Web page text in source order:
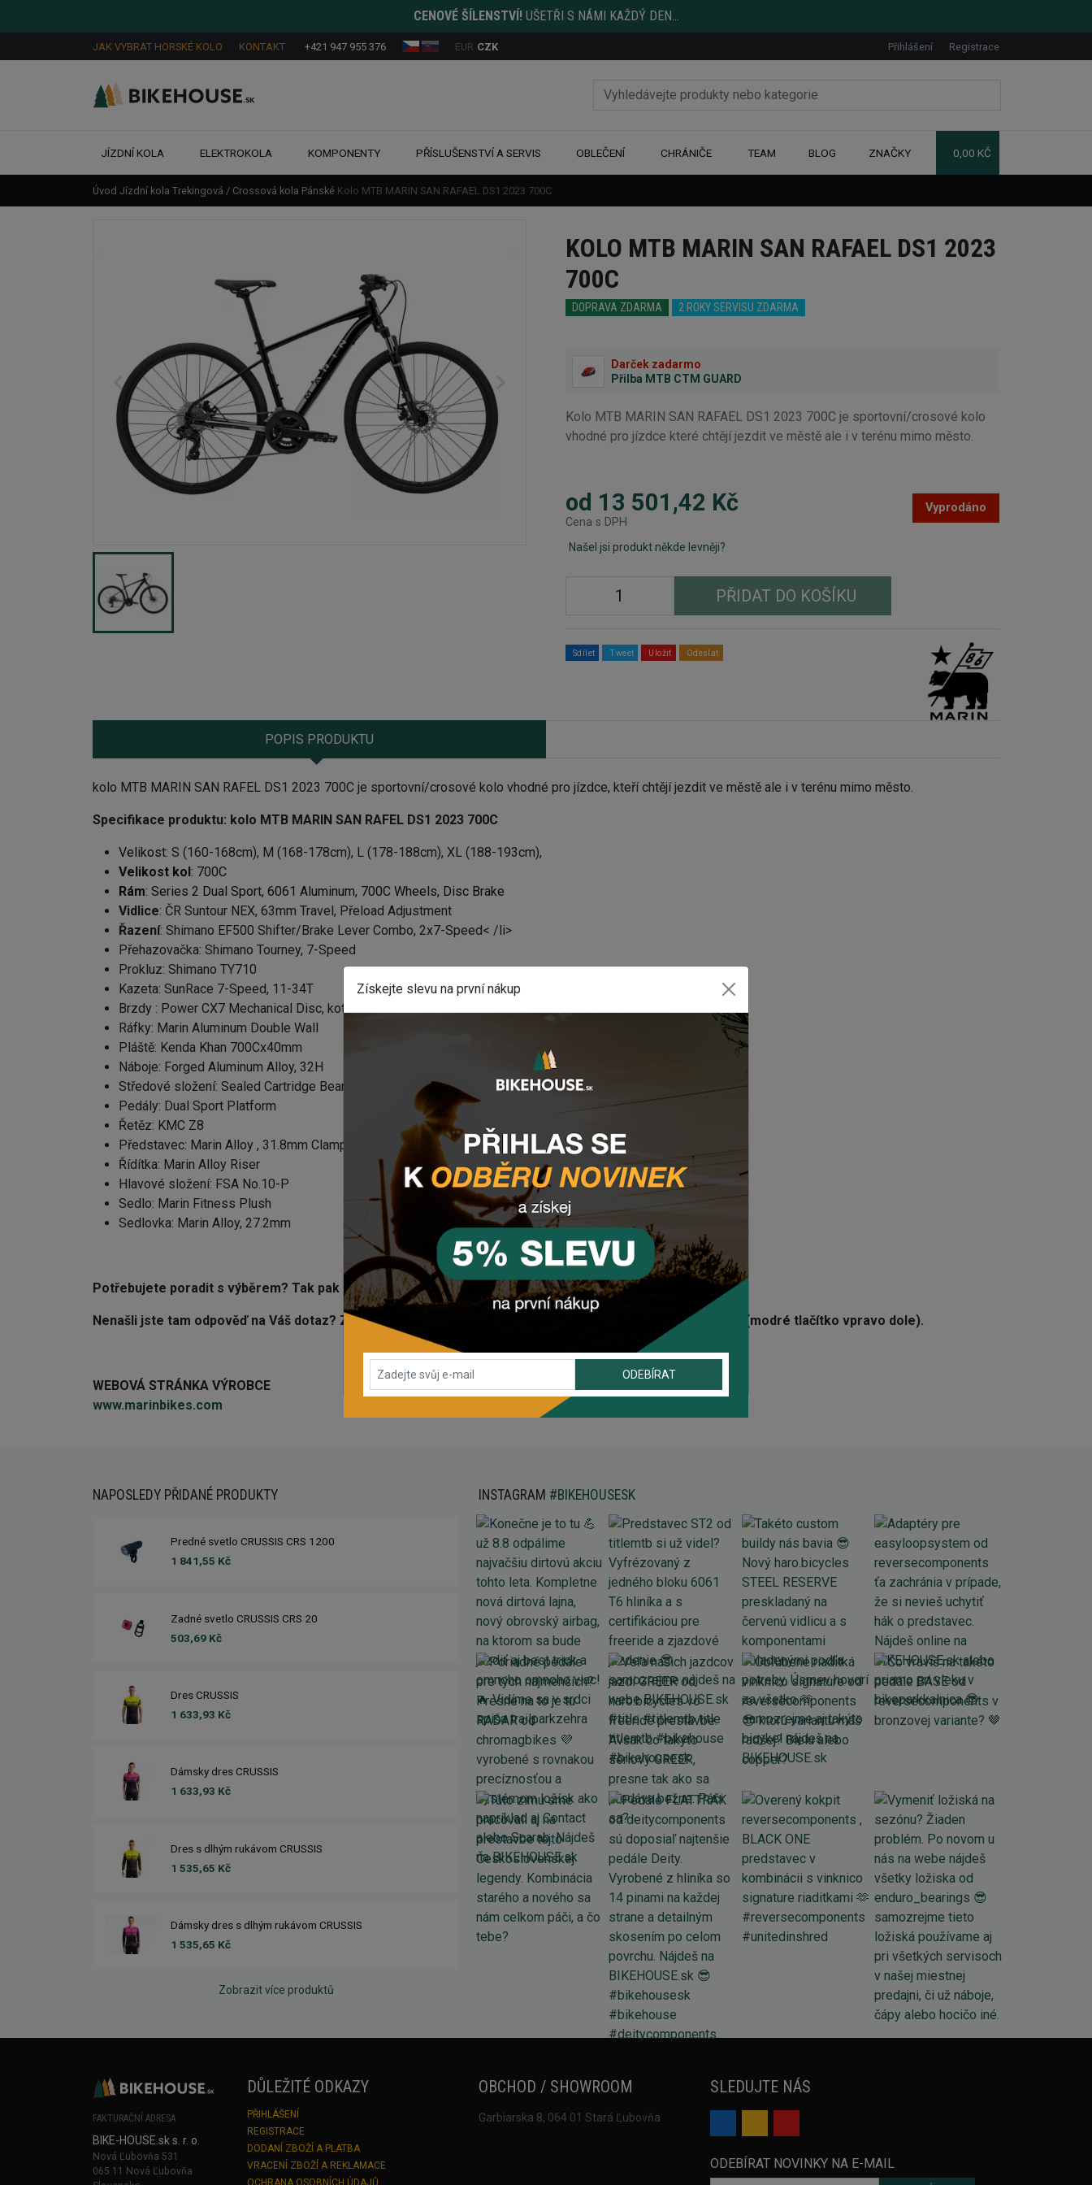
CENOVÉ ŠÍLENSTVÍ! UŠETŘI S NÁMI KAŽDÝ DEN...
JAK VYBRAT HORSKÉ KOLO KONTAKT +421 947 955 376 EUR CZK Přihlášení Registrace
JÍZDNÍ KOLA ELEKTROKOLA KOMPONENTY PŘÍSLUŠENSTVÍ A SERVIS OBLEČENÍ CHRÁNIČE TEAM BLOG ZNAČKY 0,00 KČ
Úvod Jízdní kola Trekingová / Crossová kola Pánské Kolo MTB MARIN SAN RAFAEL DS1 2023 700C
KOLO MTB MARIN SAN RAFAEL DS1 2023
700C
DOPRAVA ZDARMA 2 ROKY SERVISU ZDARMA
Darček zadarmo
Přilba MTB CTM GUARD
Kolo MTB MARIN SAN RAFAEL DS1 2023 700C je sportovní/crosové kolo
vhodné pro jízdce které chtějí jezdit ve městě ale i v terénu mimo město.
od 13 501,42 Kč
Cena s DPH
Vyprodáno
Našel jsi produkt někde levněji?
PŘIDAT DO KOŠÍKU
Sdílet Tweet Uložit Odeslat
POPIS PRODUKTU
kolo MTB MARIN SAN RAFEL DS1 2023 700C je sportovní/crosové kolo vhodné pro jízdce, kteří chtějí jezdit ve městě ale i v terénu mimo město.
Specifikace produktu: kolo MTB MARIN SAN RAFEL DS1 2023 700C
Velikost: S (160-168cm), M (168-178cm), L (178-188cm), XL (188-193cm),
Velikost kol: 700C
Rám: Series 2 Dual Sport, 6061 Aluminum, 700C Wheels, Disc Brake
Vidlice: ČR Suntour NEX, 63mm Travel, Přeload Adjustment
Řazení: Shimano EF500 Shifter/Brake Lever Combo, 2x7-Speed< /li>
Přehazovačka: Shimano Tourney, 7-Speed
Prokluz: Shimano TY710
Kazeta: SunRace 7-Speed, 11-34T
Brzdy : Power CX7 Mechanical Disc, kotouče 160/160 mm
Ráfky: Marin Aluminum Double Wall
Pláště: Kenda Khan 700Cx40mm
Náboje: Forged Aluminum Alloy, 32H
Středové složení: Sealed Cartridge Bearings, Square Taper
Pedály: Dual Sport Platform
Řetěz: KMC Z8
Představec: Marin Alloy , 31.8mm Clamp
Řídítka: Marin Alloy Riser
Hlavové složení: FSA No.10-P
Sedlo: Marin Fitness Plush
Sedlovka: Marin Alloy, 27.2mm
Potřebujete poradit s výběrem? Tak pak určitě navštivte naši sekciJak vybrat horské kolo
Nenašli jste tam odpověď na Váš dotaz? Zanechte nám nebo využijte náš chat (modré tlačítko vpravo dole).
WEBOVÁ STRÁNKA VÝROBCE
www.marinbikes.com
NAPOSLEDY PŘIDANÉ PRODUKTY
Predné svetlo CRUSSIS CRS 1200
1 841,55 Kč
Zadné svetlo CRUSSIS CRS 20
503,69 Kč
Dres CRUSSIS
1 633,93 Kč
Dámsky dres CRUSSIS
1 633,93 Kč
Dres s dlhým rukávom CRUSSIS
1 535,65 Kč
Dámsky dres s dlhým rukávom CRUSSIS
1 535,65 Kč
Zobrazit více produktů
INSTAGRAM #BIKEHOUSESK
FAKTURAČNÍ ADRESA
BIKE-HOUSE.sk s. r. o.
Nová Ľubovňa 531
065 11 Nová Ľubovňa
DŮLEŽITÉ ODKAZY
PŘIHLÁŠENÍ
REGISTRACE
DODANÍ ZBOŽÍ A PLATBA
VRACENÍ ZBOŽÍ A REKLAMACE
OBCHOD / SHOWROOM
Garbiarska 8, 064 01 Stará Ľubovňa
SLEDUJTE NÁS
ODEBÍRAT NOVINKY NA E-MAIL
Získejte slevu na první nákup
ODEBÍRAT